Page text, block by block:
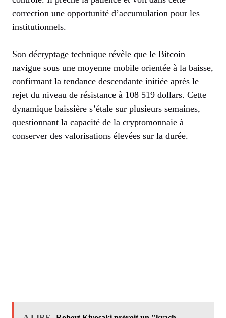
correction une opportunité d’accumulation pour les
institutionnels.
Son décryptage technique révèle que le Bitcoin
navigue sous une moyenne mobile orientée à la baisse,
confirmant la tendance descendante initiée après le
rejet du niveau de résistance à 108 519 dollars. Cette
dynamique baissière s’étale sur plusieurs semaines,
questionnant la capacité de la cryptomonnaie à
conserver des valorisations élevées sur la durée.